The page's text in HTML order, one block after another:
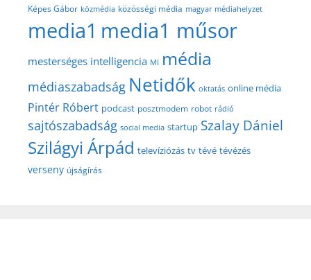
Képes Gábor közmédia közösségi média magyar médiahelyzet
media1 media1 műsor
mesterséges intelligencia MI média
médiaszabadság Netidők oktatás online média
Pintér Róbert podcast posztmodem robot rádió
sajtószabadság social media startup Szalay Dániel
Szilágyi Árpád televíziózás tv tévé tévézés
verseny újságírás